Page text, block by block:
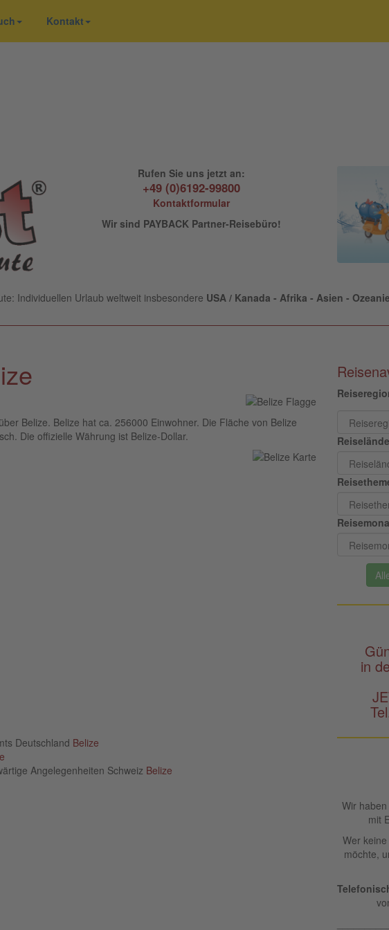
Rufen Sie uns jetzt an:
+49 (0)6192-99800
Kontaktformular
Wir sind PAYBACK Partner-Reisebüro!
Individuellen Urlaub weltweit insbesondere USA / Kanada - Afrika - Asien -
Kontakt
Belize. Belize hat ca. 256000 Einwohner. Die Fläche von Belize
Die offizielle Währung ist Belize-Dollar.
Deutschland Belize
Angelegenheiten Schweiz Belize
in
Wir haben
mit
Wer keine
möchte,